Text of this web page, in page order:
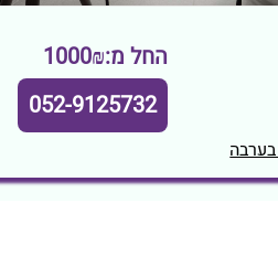
החל מ:1000₪
052-9125732